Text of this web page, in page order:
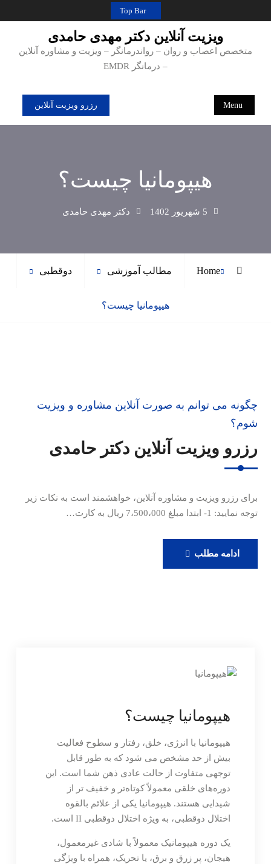
to
Top Bar
ویزیت آنلاین دکتر مهدی حامدی
متخصص اعصاب و روان – رواندرمانگر – ویزیت و مشاوره آنلاین
– درمانگر EMDR
Menu رزرو ویزیت آنلاین
هیپومانیا چیست؟
5 شهریور 1402 دکتر مهدی حامدی
Home مطالب آموزشی دوقطبی
هیپومانیا چیست؟
چگونه می توانم به صورت آنلاین مشاوره و ویزیت
شوم؟
رزرو ویزیت آنلاین دکتر حامدی
برای رزرو ویزیت و مشاوره آنلاین، خواهشمند است به نکات زیر
توجه نمایید: 1- ابتدا مبلغ 7،500،000 ریال به کارت…
ادامه مطلبرزرو
ویزیت
هیپومانیا چیست؟
هیپومانیا با انرژی، خلق، رفتار و سطوح فعالیت
بیش از حد مشخص می شود که به طور قابل
توجهی متفاوت از حالت عادی ذهن شما است. این
دوره‌های خلقی معمولاً کوتاه‌تر و خفیف تر از
شیدایی هستند. هیپومانیا یکی از علائم بالقوه
اختلال دوقطبی، به ویژه اختلال دوقطبی II است.
یک دوره هیپومانیک معمولاً با شادی غیرمعمول،
هیجان، پر زرق و برق، یا تحریک، همراه با ویژگی